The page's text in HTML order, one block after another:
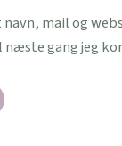
mail og
gang jeg